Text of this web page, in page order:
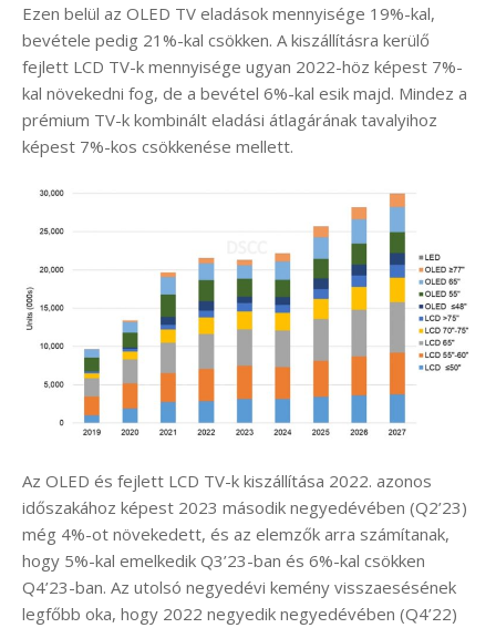
Ezen belül az OLED TV eladások mennyisége 19%-kal,
bevétele pedig 21%-kal csökken. A kiszállításra kerülő
fejlett LCD TV-k mennyisége ugyan 2022-höz képest 7%-
kal növekedni fog, de a bevétel 6%-kal esik majd. Mindez a
prémium TV-k kombinált eladási átlagárának tavalyihoz
képest 7%-kos csökkenése mellett.
Az OLED és fejlett LCD TV-k kiszállítása 2022. azonos
időszakához képest 2023 második negyedévében (Q2’23)
még 4%-ot növekedett, és az elemzők arra számítanak,
hogy 5%-kal emelkedik Q3’23-ban és 6%-kal csökken
Q4’23-ban. Az utolsó negyedévi kemény visszaesésének
legfőbb oka, hogy 2022 negyedik negyedévében (Q4’22)